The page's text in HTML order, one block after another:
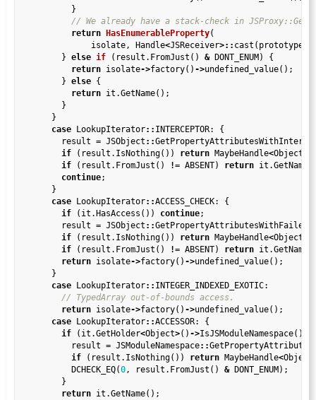
          }
return HasEnumerableProperty(
              isolate, Handle
<JSReceiver>::
        }
else if (result.FromJust() & DONT_ENUM) {
return isolate->factory() ->undefined_value();
        }
else {
return it.GetName();
        }
      }
case LookupIterator:: INTERCEPTOR: {
        result
= JSObject ::
if (result.IsNothing()) return MaybeHandle<Object
if (result.FromJust() != ABSENT) return
continue;
      }
case LookupIterator::ACCESS_CHECK: {
if (it.HasAccess()) continue;
        result
= JSObject ::
if (result.IsNothing()) return MaybeHandle<Object
if (result.FromJust() != ABSENT) return
return isolate->factory() ->undefined_value();
      }
case LookupIterator:: INTEGER_INDEXED_EXOTIC:
return isolate->factory() ->undefined_value();
case LookupIterator::ACCESSOR: {
if (it.GetHolder<Object>() ->IsJSModuleNamespace())
          result
= JSModuleNamespace::
if (result.IsNothing()) return MaybeHandle<Object
          DCHECK_EQ(
0, result.FromJust() & DONT_ENUM);
        }
return it.GetName();